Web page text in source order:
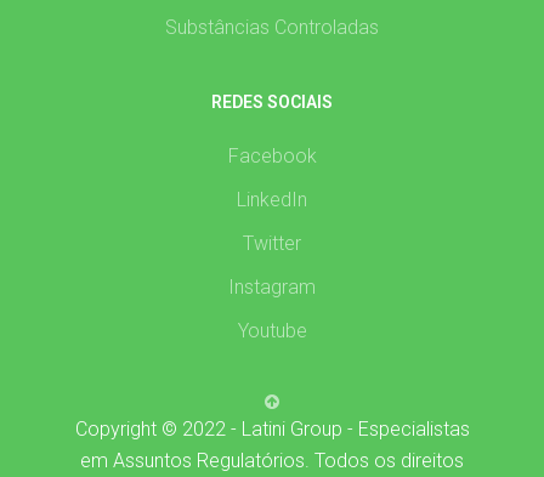
Substâncias Controladas
REDES SOCIAIS
Facebook
LinkedIn
Twitter
Instagram
Youtube
Copyright © 2022 - Latini Group - Especialistas
em Assuntos Regulatórios. Todos os direitos